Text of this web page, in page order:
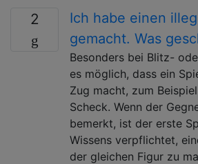
2
Ich habe einen
gemacht. Was
Besonders bei Blitz-
es möglich, dass ein
Zug macht, zum
Scheck. Wenn der
bemerkt, ist der erste
Wissens verpflichtet,
der gleichen Figur zu